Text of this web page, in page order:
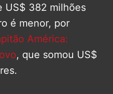
US$ 382 milhões
é menor, por
América:
, que somou US$